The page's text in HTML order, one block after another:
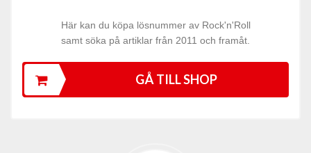
Här kan du köpa lösnummer av Rock'n'Roll
samt söka på artiklar från 2011 och framåt.
GÅ TILL SHOP